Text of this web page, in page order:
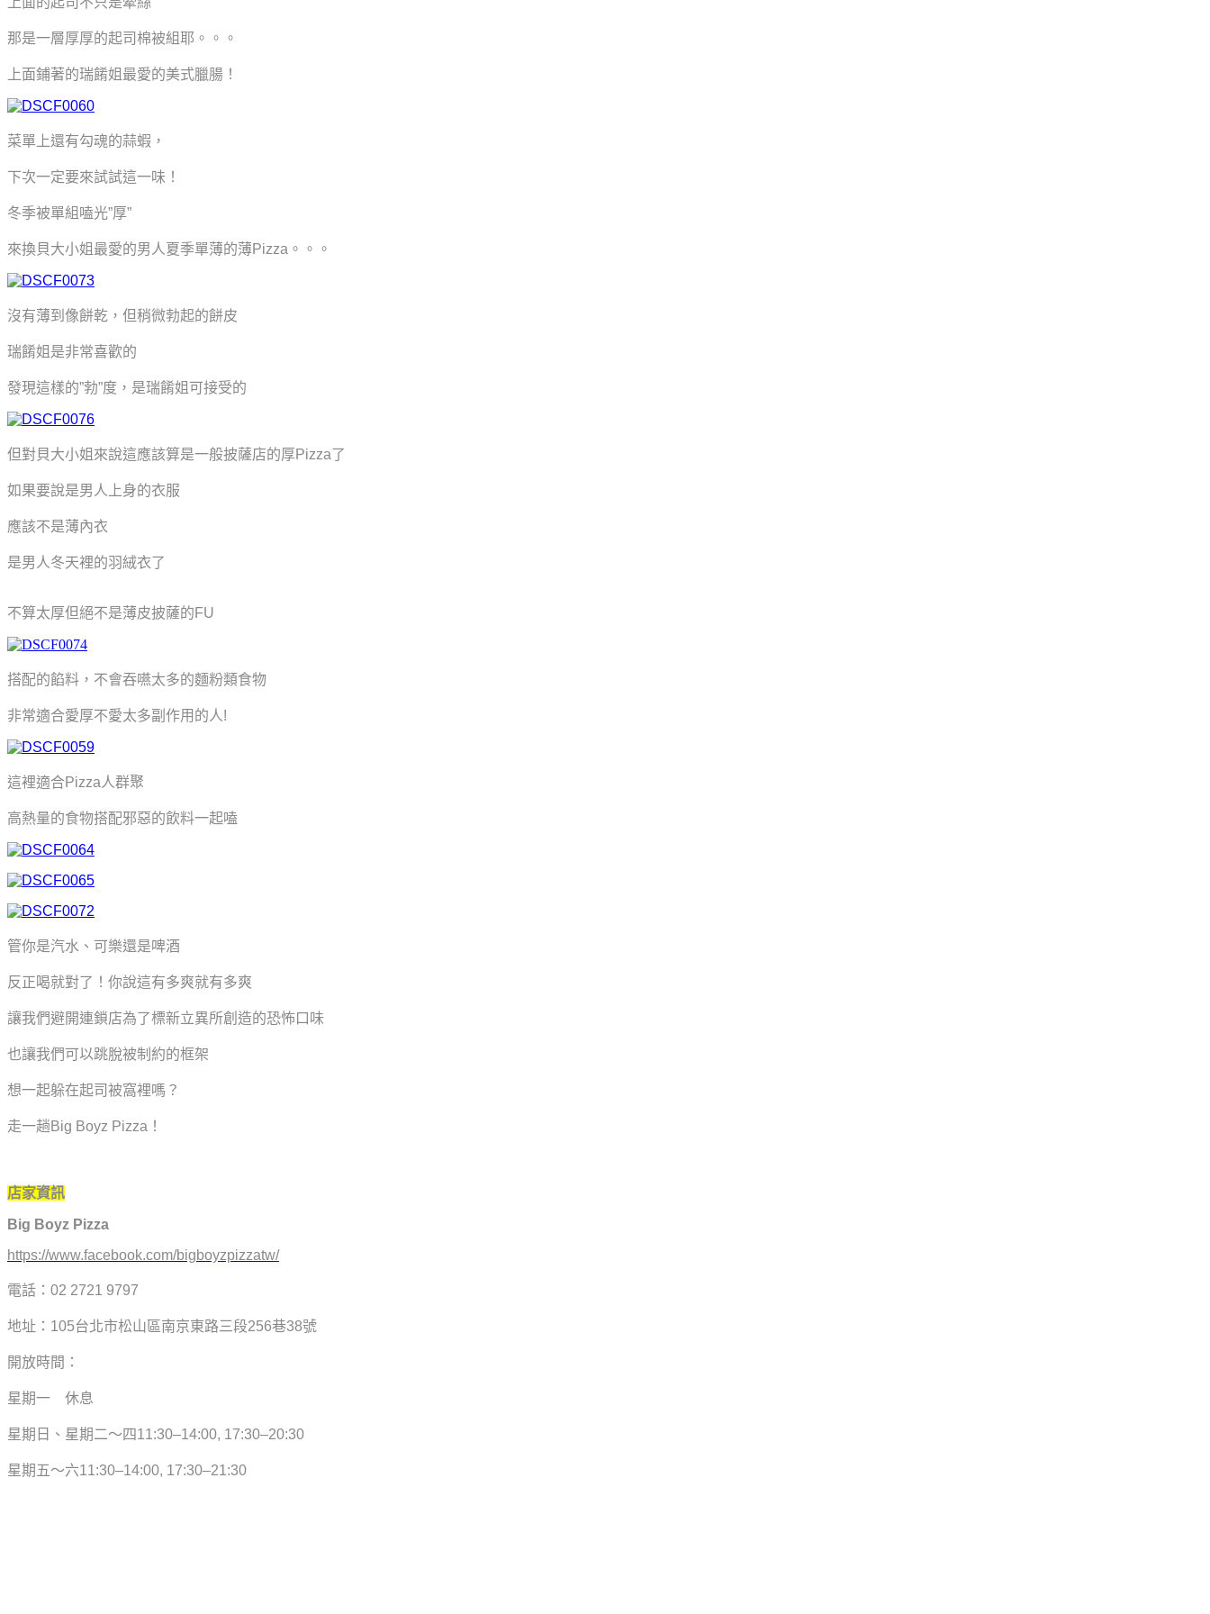
那是一層厚厚的起司棉被組耶。。。
上面鋪著的瑞餚姐最愛的美式臘腸！
菜單上還有勾魂的蒜蝦，
下次一定要來試試這一味！
冬季被單組嗑光”厚”
來換貝大小姐最愛的男人夏季單薄的薄Pizza。。。
沒有薄到像餅乾，但稍微勃起的餅皮
瑞餚姐是非常喜歡的
發現這樣的”勃”度，是瑞餚姐可接受的
但對貝大小姐來說這應該算是一般披薩店的厚Pizza了
如果要說是男人上身的衣服
應該不是薄內衣
是男人冬天裡的羽絨衣了
不算太厚但絕不是薄皮披薩的FU
搭配的餡料，不會吞嚥太多的麵粉類食物
非常適合愛厚不愛太多副作用的人!
這裡適合Pizza人群聚
高熱量的食物搭配邪惡的飲料一起嗑
管你是汽水、可樂還是啤酒
反正喝就對了！你說這有多爽就有多爽
讓我們避開連鎖店為了標新立異所創造的恐怖口味
也讓我們可以跳脫被制約的框架
想一起躲在起司被窩裡嗎？
走一趟Big Boyz Pizza！
店家資訊
Big Boyz Pizza
https://www.facebook.com/bigboyzpizzatw/
電話：02 2721 9797
地址：105台北市松山區南京東路三段256巷38號
開放時間：
星期一 休息
星期日、 星期二～四11:30–14:00, 17:30–20:30
星期五～六11:30–14:00, 17:30–21:30